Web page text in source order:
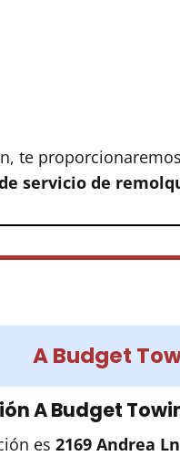
te
servicio de
A Budget
A Budget
es 2169 Andrea Ln